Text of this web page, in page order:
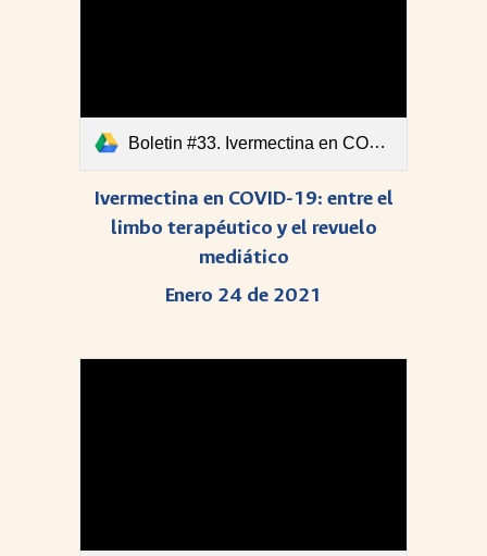
Boletin #33. Ivermectina en COVID-19.pdf
Ivermectina en COVID-19: entre el
limbo terapéutico y el revuelo
mediático
Enero 24 de 2021